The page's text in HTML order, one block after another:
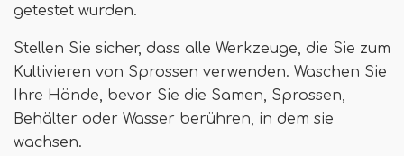
getestet wurden.
Stellen Sie sicher, dass alle Werkzeuge, die Sie zum
Kultivieren von Sprossen verwenden. Waschen Sie
Ihre Hände, bevor Sie die Samen, Sprossen,
Behälter oder Wasser berühren, in dem sie
wachsen.